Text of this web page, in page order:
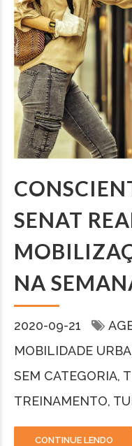
SENAT
NA
2020-09-21
MOBILIDADE
SEM CATEGORIA
TREINAMENTO
CONTINUE LENDO